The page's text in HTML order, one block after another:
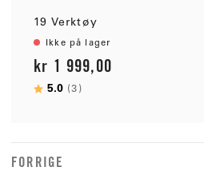
19 Verktøy
Ikke på lager
kr 1 999,00
Karakter:
5.0 (3)
FORRIGE